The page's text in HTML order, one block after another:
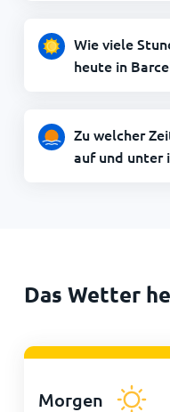
Wie viele
heute in
Zu welcher
auf und unter
Das Wetter
Morgen